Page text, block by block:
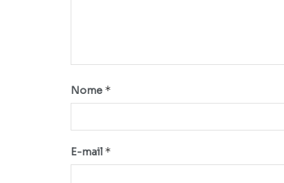
Nome *
E-mail *